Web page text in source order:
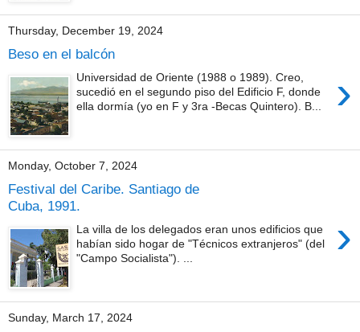
Thursday, December 19, 2024
Beso en el balcón
›
Universidad de Oriente (1988 o 1989). Creo,
sucedió en el segundo piso del Edificio F, donde
ella dormía (yo en F y 3ra -Becas Quintero). B...
Monday, October 7, 2024
Festival del Caribe. Santiago de
Cuba, 1991.
›
La villa de los delegados eran unos edificios que
habían sido hogar de "Técnicos extranjeros" (del
"Campo Socialista"). ...
Sunday, March 17, 2024